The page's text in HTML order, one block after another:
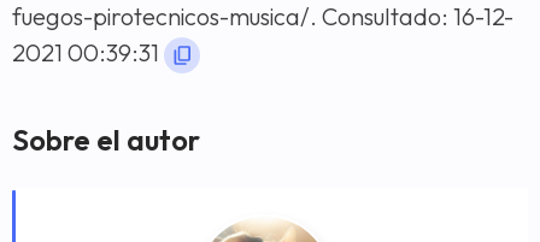
fuegos-pirotecnicos-musica/. Consultado: 16-12-
2021 00:39:31
Sobre el autor